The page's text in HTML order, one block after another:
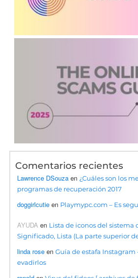
Comentarios recientes
Lawrence DSouza en ¿Cuáles son los
programas de recuperación 2017
doggirlcutie en Playmypc.com – Es
AYUDA en Lista de iconos del sistema
Significado, Lista (La parte superior
linda rose enGuía de estafa Instagram
evadirlos